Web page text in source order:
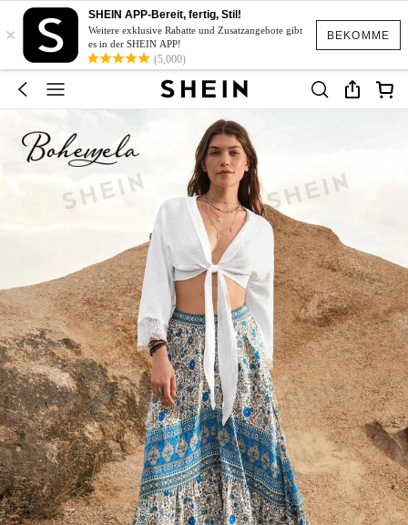
BEKOMME
×
SHEIN APP-Bereit, fertig, Stil!
Weitere exklusive Rabatte und Zusatzangebote gibt
es in der SHEIN APP!
(5,000)